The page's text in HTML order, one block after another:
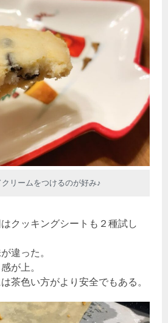
リームをつけるのが好み♪
クッキングシートも２種試し
違った。
が上。
茶色い方がより安全でもある。